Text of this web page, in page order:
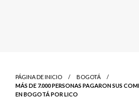
PÁGINA DE INICIO
BOGOTÁ
MÁS DE 7.000 PERSONAS PAGARON SUS
EN BOGOTÁ POR LICO